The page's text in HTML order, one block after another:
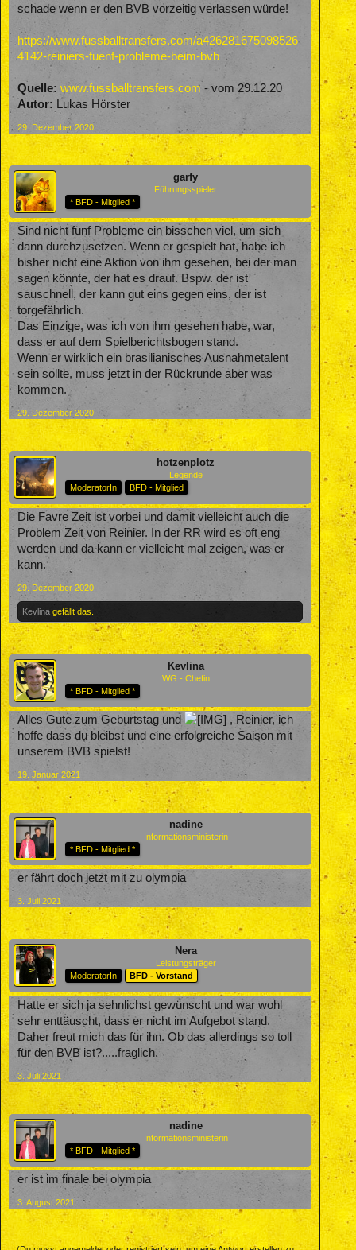
schade wenn er den BVB vorzeitig verlassen würde!
https://www.fussballtransfers.com/a426281675098526
4142-reiniers-fuenf-probleme-beim-bvb
Quelle: www.fussballtransfers.com - vom 29.12.20
Autor: Lukas Hörster
29. Dezember 2020
garfy
Führungsspieler
* BFD - Mitglied *
Sind nicht fünf Probleme ein bisschen viel, um sich
dann durchzusetzen. Wenn er gespielt hat, habe ich
bisher nicht eine Aktion von ihm gesehen, bei der man
sagen könnte, der hat es drauf. Bspw. der ist
sauschnell, der kann gut eins gegen eins, der ist
torgefährlich.
Das Einzige, was ich von ihm gesehen habe, war,
dass er auf dem Spielberichtsbogen stand.
Wenn er wirklich ein brasilianisches Ausnahmetalent
sein sollte, muss jetzt in der Rückrunde aber was
kommen.
29. Dezember 2020
hotzenplotz
Legende
ModeratorIn
BFD - Mitglied
Die Favre Zeit ist vorbei und damit vielleicht auch die
Problem Zeit von Reinier. In der RR wird es oft eng
werden und da kann er vielleicht mal zeigen, was er
kann.
29. Dezember 2020
Kevlina gefällt das.
Kevlina
WG - Chefin
* BFD - Mitglied *
Alles Gute zum Geburtstag und
, Reinier, ich
hoffe dass du bleibst und eine erfolgreiche Saison mit
unserem BVB spielst!
19. Januar 2021
nadine
Informationsministerin
* BFD - Mitglied *
er fährt doch jetzt mit zu olympia
3. Juli 2021
Nera
Leistungsträger
ModeratorIn
BFD - Vorstand
Hatte er sich ja sehnlichst gewünscht und war wohl
sehr enttäuscht, dass er nicht im Aufgebot stand.
Daher freut mich das für ihn. Ob das allerdings so toll
für den BVB ist?.....fraglich.
3. Juli 2021
nadine
Informationsministerin
* BFD - Mitglied *
er ist im finale bei olympia
3. August 2021